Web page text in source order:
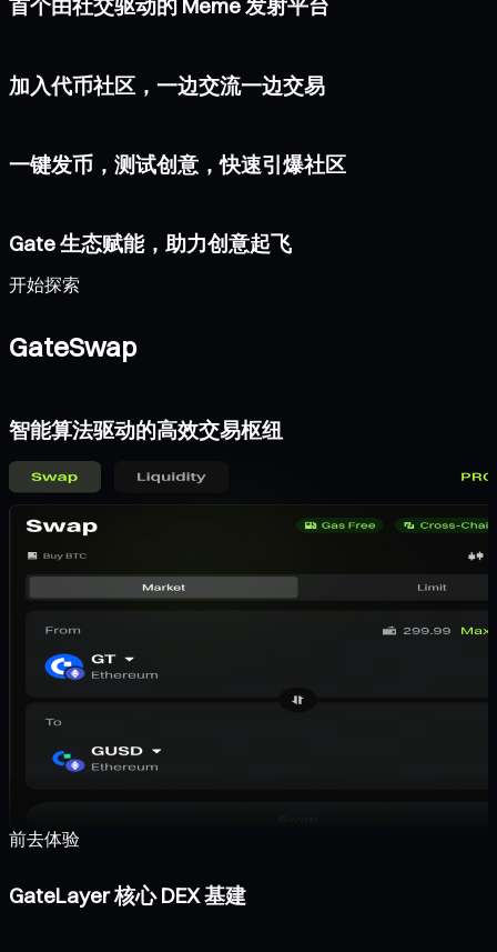
首个由社交驱动的 Meme 发射平台
加入代币社区，一边交流一边交易
一键发币，测试创意，快速引爆社区
Gate 生态赋能，助力创意起飞
开始探索
GateSwap
智能算法驱动的高效交易枢纽
前去体验
GateLayer 核心 DEX 基建